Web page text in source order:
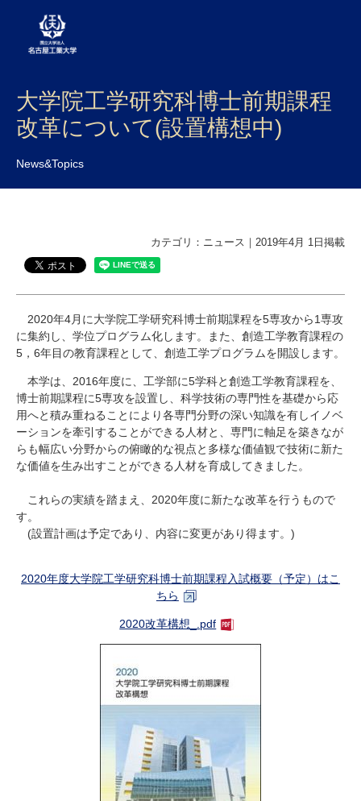
大学案内
学部・大学院・センター
入試
国際交流
受験生 在学生
卒業生
企業・研究者
地域・一般
寄附のお願い
大学院工学研究科博士前期課程
改革について(設置構想中)
News&Topics
カテゴリ：ニュース｜2019年4月 1日掲載
2020年4月に大学院工学研究科博士前期課程を5専攻から1専攻
に集約し、学位プログラム化します。また、創造工学教育課程の
5，6年目の教育課程として、創造工学プログラムを開設します。
本学は、2016年度に、工学部に5学科と創造工学教育課程を、
博士前期課程に5専攻を設置し、科学技術の専門性を基礎から応
用へと積み重ねることにより各専門分野の深い知識を有しイノベ
ーションを牽引することができる人材と、専門に軸足を築きなが
らも幅広い分野からの俯瞰的な視点と多様な価値観で技術に新た
な価値を生み出すことができる人材を育成してきました。
これらの実績を踏まえ、2020年度に新たな改革を行うもので
す。
(設置計画は予定であり、内容に変更があり得ます。)
2020年度大学院工学研究科博士前期課程入試概要（予定）はこ
ちら
2020改革構想_.pdf